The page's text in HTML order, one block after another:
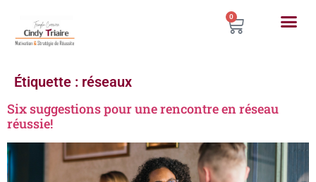
0
Étiquette : réseaux
Six suggestions pour une rencontre en réseau
réussie!